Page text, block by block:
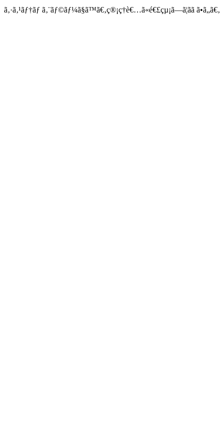
ã‚·ã‚¹ãƒ†ãƒ ã‚¨ãƒ©ãƒ¼ã§ã™ã€‚ç®¡ç†è€…ã«é€£çµ¡ã—ã¦ãã ã•ã„ã€‚